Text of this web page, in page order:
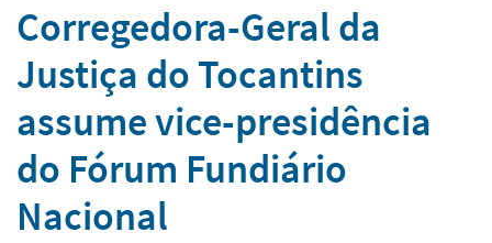
Notícias
Corregedora-Geral da
Justiça do Tocantins
assume vice-presidência
do Fórum Fundiário
Nacional